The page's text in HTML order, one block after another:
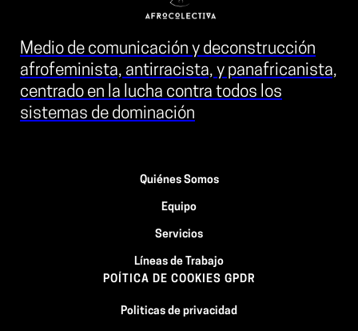
Medio de comunicación y deconstrucción
afrofeminista, antirracista, y panafricanista,
centrado en la lucha contra todos los
sistemas de dominación
Quiénes Somos
Equipo
Servicios
Líneas de Trabajo
POÍTICA DE COOKIES GPDR
Politicas de privacidad